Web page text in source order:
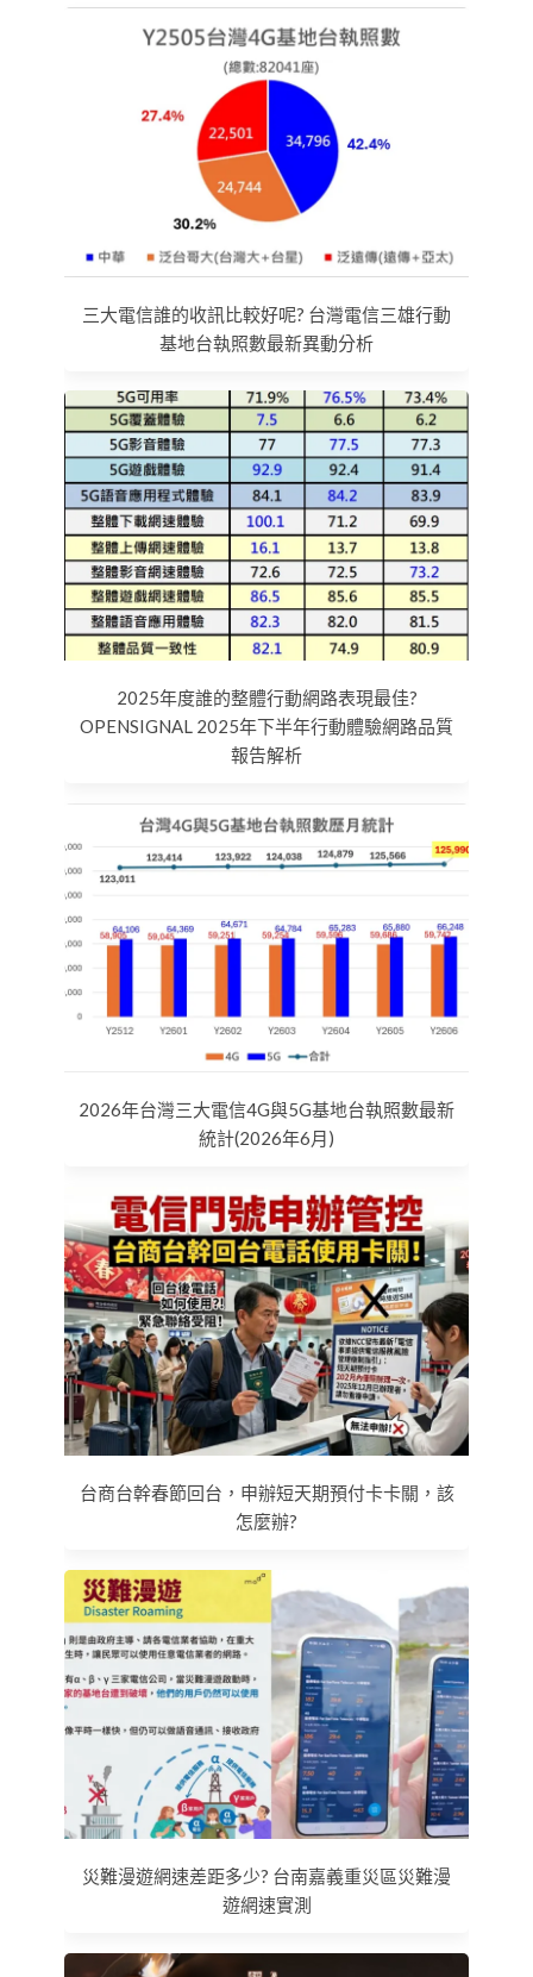
三大電信誰的收訊比較好呢? 台灣電信三雄行動
基地台執照數最新異動分析
2025年度誰的整體行動網路表現最佳?
OPENSIGNAL 2025年下半年行動體驗網路品質
報告解析
2026年台灣三大電信4G與5G基地台執照數最新
統計(2026年6月)
台商台幹春節回台，申辦短天期預付卡卡關，該
怎麼辦?
災難漫遊網速差距多少? 台南嘉義重災區災難漫
遊網速實測